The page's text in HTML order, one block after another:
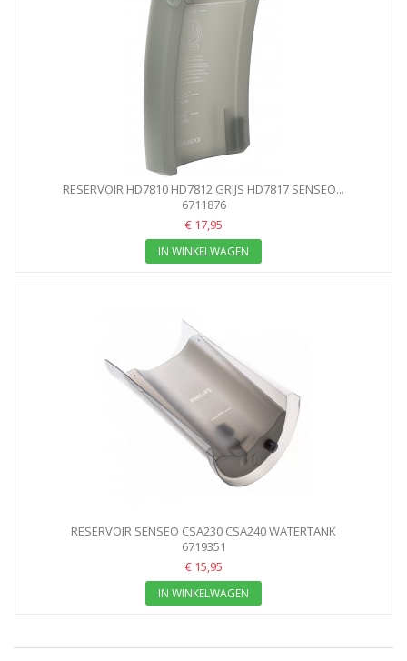
RESERVOIR HD7810 HD7812 GRIJS HD7817 SENSEO...
6711876
€ 17,95
IN WINKELWAGEN
RESERVOIR SENSEO CSA230 CSA240 WATERTANK
6719351
€ 15,95
IN WINKELWAGEN